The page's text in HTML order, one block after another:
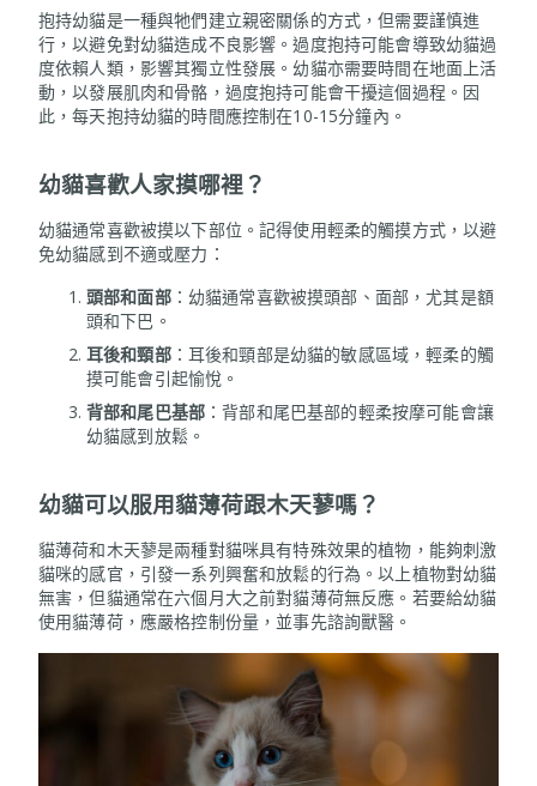
抱持幼貓是一種與牠們建立親密關係的方式，但需要謹慎進
行，以避免對幼貓造成不良影響。過度抱持可能會導致幼貓過
度依賴人類，影響其獨立性發展。幼貓亦需要時間在地面上活
動，以發展肌肉和骨骼，過度抱持可能會干擾這個過程。因
此，每天抱持幼貓的時間應控制在10-15分鐘內。
幼貓喜歡人家摸哪裡？
幼貓通常喜歡被摸以下部位。記得使用輕柔的觸摸方式，以避
免幼貓感到不適或壓力：
頭部和面部：幼貓通常喜歡被摸頭部、面部，尤其是額
頭和下巴。
耳後和頸部：耳後和頸部是幼貓的敏感區域，輕柔的觸
摸可能會引起愉悅。
背部和尾巴基部 ：背部和尾巴基部的輕柔按摩可能會讓
幼貓感到放鬆。
幼貓可以服用貓薄荷跟木天蓼嗎？
貓薄荷和木天蓼是兩種對貓咪具有特殊效果的植物，能夠刺激
貓咪的感官，引發一系列興奮和放鬆的行為。以上植物對幼貓
無害，但貓通常在六個月大之前對貓薄荷無反應。若要給幼貓
使用貓薄荷，應嚴格控制份量，並事先諮詢獸醫。